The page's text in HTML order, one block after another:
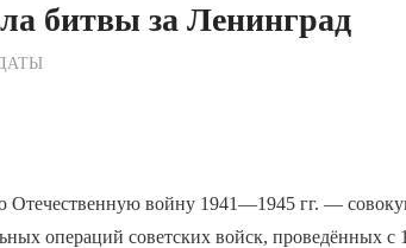
битвы за Ленинград
Отечественную войну 1941—1945 гг. —
операций советских войск, проведённых с